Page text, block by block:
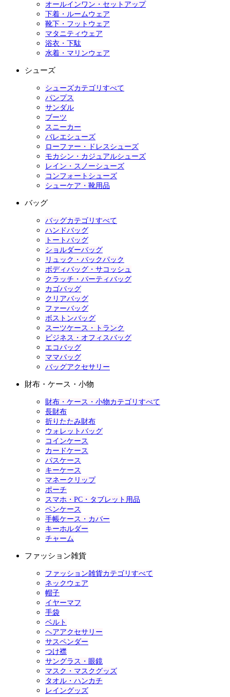
オールインワン・セットアップ
下着・ルームウェア
靴下・フットウェア
マタニティウェア
浴衣・下駄
水着・マリンウェア
シューズ
シューズカテゴリすべて
パンプス
サンダル
ブーツ
スニーカー
バレエシューズ
ローファー・ドレスシューズ
モカシン・カジュアルシューズ
レイン・スノーシューズ
コンフォートシューズ
シューケア・靴用品
バッグ
バッグカテゴリすべて
ハンドバッグ
トートバッグ
ショルダーバッグ
リュック・バックパック
ボディバッグ・サコッシュ
クラッチ・パーティバッグ
カゴバッグ
クリアバッグ
ファーバッグ
ボストンバッグ
スーツケース・トランク
ビジネス・オフィスバッグ
エコバッグ
ママバッグ
バッグアクセサリー
財布・ケース・小物
財布・ケース・小物カテゴリすべて
長財布
折りたたみ財布
ウォレットバッグ
コインケース
カードケース
パスケース
キーケース
マネークリップ
ポーチ
スマホ・PC・タブレット用品
ペンケース
手帳ケース・カバー
キーホルダー
チャーム
ファッション雑貨
ファッション雑貨カテゴリすべて
ネックウェア
帽子
イヤーマフ
手袋
ベルト
ヘアアクセサリー
サスペンダー
つけ襟
サングラス・眼鏡
マスク・マスクグッズ
タオル・ハンカチ
レイングッズ